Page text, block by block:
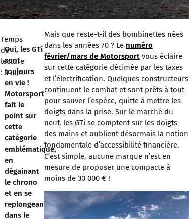
Temps
de
lecture
: 3 min
Oui, les GTi
sont
toujours
en vie !
Motorsport
fait le
point sur
cette
catégorie
emblématique,
en
dégainant
le chrono
et en se
replongeant
dans le
Mais que reste-t-il des bombinettes nées
dans les années 70 ? Le numéro
février/mars de Motorsport vous éclaire
sur cette catégorie décimée par les taxes
et l’électrification. Quelques constructeurs
continuent le combat et sont prêts à tout
pour sauver l’espèce, quitte à mettre les
doigts dans la prise. Sur le marché du
neuf, les GTi se comptent sur les doigts
des mains et oublient désormais la notion
fondamentale d’accessibilité financière.
C’est simple, aucune marque n’est en
mesure de proposer une compacte à
moins de 30 000 € !